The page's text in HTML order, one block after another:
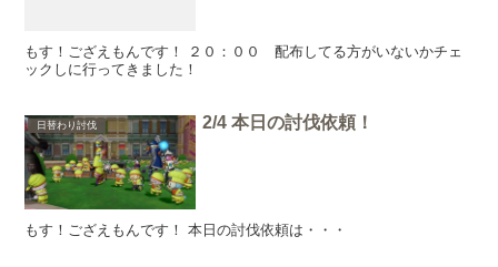
もす！ござえもんです！ ２０：００ 配布してる方がいないかチェ
ックしに行ってきました！
日替わり討伐 2/4 本日の討伐依頼！
もす！ござえもんです！ 本日の討伐依頼は・・・